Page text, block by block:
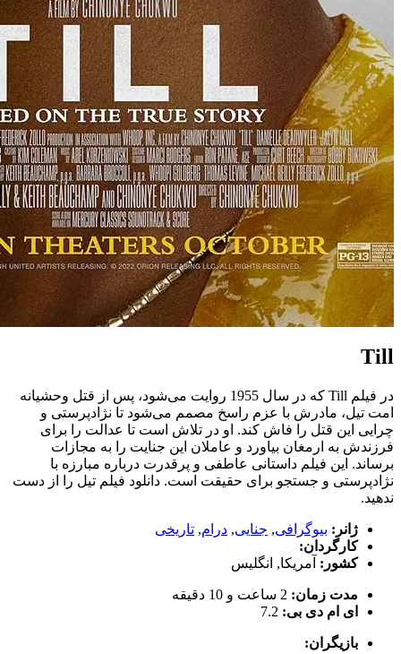
Till
در فیلم Till که در سال 1955 روایت می‌شود، پس از قتل وحشیانه
امت تیل، مادرش با عزم راسخ مصمم می‌شود تا نژادپرستی و
چرایی این قتل را فاش کند. او در تلاش است تا عدالت را برای
فرزندش به ارمغان بیاورد و عاملان این جنایت را به مجازات
برساند. این فیلم داستانی عاطفی و پرقدرت درباره مبارزه با
نژادپرستی و جستجو برای حقیقت است. دانلود فیلم تیل را از دست
ندهید.
ژانر: بیوگرافی, جنایی, درام, تاریخی
کارگردان:
کشور: آمریکا, انگلیس
مدت زمان: 2 ساعت و 10 دقیقه
ای ام دی بی: 7.2
بازیگران: